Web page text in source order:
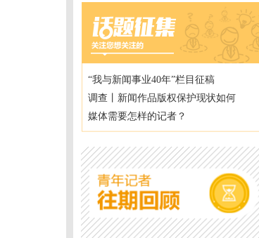
“我与新闻事业40年”栏目征稿
调查丨新闻作品版权保护现状如何
媒体需要怎样的记者？